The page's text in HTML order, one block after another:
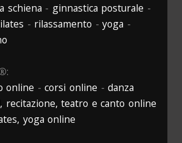
schiena - ginnastica posturale -
- rilassamento -yoga -
:
online -corsi online -danza
recitazione, teatro e canto online
yoga online